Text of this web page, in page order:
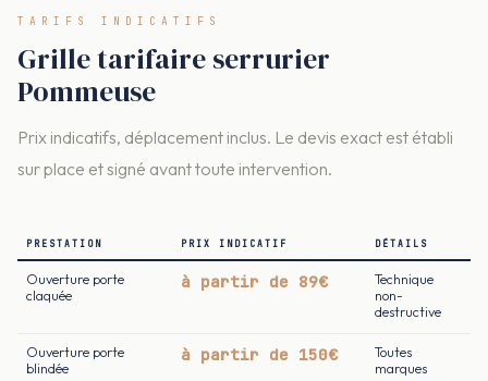
TARIFS INDICATIFS
Grille tarifaire serrurier
Pommeuse
Prix indicatifs, déplacement inclus. Le devis exact est établi
sur place et signé avant toute intervention.
PRESTATION PRIX INDICATIF DÉTAILS
Ouverture porte
claquée
à partir de 89€
Technique
non-
destructive
Ouverture porte
blindée
à partir de 150€
Toutes
marques